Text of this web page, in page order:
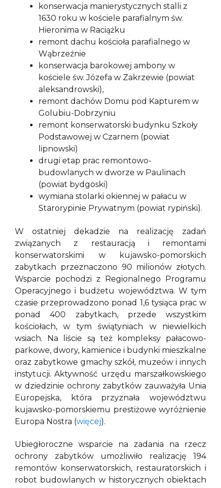
konserwacja manierystycznych stalli z
1630 roku w kościele parafialnym św.
Hieronima w Raciążku
remont dachu kościoła parafialnego w
Wąbrzeźnie
konserwacja barokowej ambony w
kościele św. Józefa w Zakrzewie (powiat
aleksandrowski),
remont dachów Domu pod Kapturem w
Golubiu-Dobrzyniu
remont konserwatorski budynku Szkoły
Podstawowej w Czarnem (powiat
lipnowski)
drugi etap prac remontowo-
budowlanych w dworze w Paulinach
(powiat bydgoski)
wymiana stolarki okiennej w pałacu w
Starorypinie Prywatnym (powiat rypiński).
W ostatniej dekadzie na realizację zadań
związanych z restauracją i remontami
konserwatorskimi w kujawsko-pomorskich
zabytkach przeznaczono 90 milionów złotych.
Wsparcie pochodzi z Regionalnego Programu
Operacyjnego i budżetu województwa. W tym
czasie przeprowadzono ponad 1,6 tysiąca prac w
ponad 400 zabytkach, przede wszystkim
kościołach, w tym świątyniach w niewielkich
wsiach. Na liście są też kompleksy pałacowo-
parkowe, dwory, kamienice i budynki mieszkalne
oraz zabytkowe gmachy szkół, muzeów i innych
instytucji. Aktywność urzędu marszałkowskiego
w dziedzinie ochrony zabytków zauważyła Unia
Europejska, która przyznała województwu
kujawsko-pomorskiemu prestiżowe wyróżnienie
Europa Nostra (więcej).
Ubiegłoroczne wsparcie na zadania na rzecz
ochrony zabytków umożliwiło realizację 194
remontów konserwatorskich, restauratorskich i
robot budowlanych w historycznych obiektach